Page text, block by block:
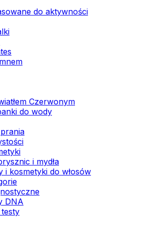
do aktywności
Czerwonym
do wody
i mydła
i kosmetyki do włosów
DNA